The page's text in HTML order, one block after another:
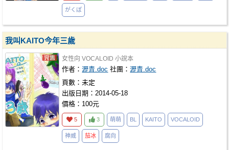
がくぽ
我叫KAITO今年三歲
女性向 VOCALOID 小說本
作者：瀝青.doc 社團：瀝青.doc
頁數：未定
出版日期：2014-05-18
價格：100元
5 3 萌萌 BL KAITO VOCALOID
神威 茄冰 腐向